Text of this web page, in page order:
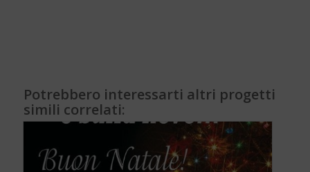
Potrebbero interessarti altri progetti
simili correlati: